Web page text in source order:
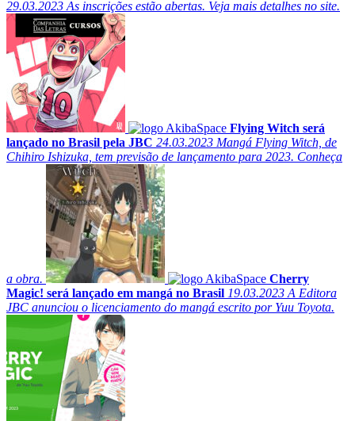
29.03.2023 As inscrições estão abertas. Veja mais detalhes no site.
Flying Witch será
lançado no Brasil pela JBC 24.03.2023 Mangá Flying Witch, de
Chihiro Ishizuka, tem previsão de lançamento para 2023. Conheça
a obra.
Cherry
Magic! será lançado em mangá no Brasil 19.03.2023 A Editora
JBC anunciou o licenciamento do mangá escrito por Yuu Toyota.